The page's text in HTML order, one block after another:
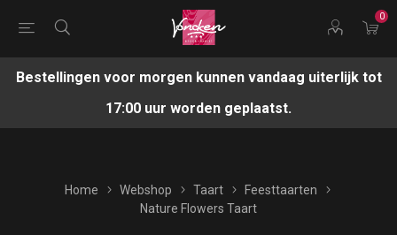
0
Bestellingen voor morgen kunnen vandaag uiterlijk tot
17:00 uur worden geplaatst.
Home Webshop Taart
Feesttaarten
Nature Flowers Taart